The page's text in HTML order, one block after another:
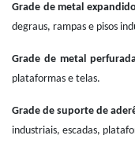
Grade de metal
degraus, rampas e pisos
Grade de metal
plataformas e telas.
Grade de suporte de
industriais, escadas,